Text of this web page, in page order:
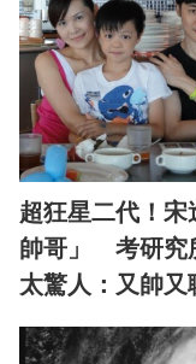
超狂星二代！
帥哥」 考研究
太驚人：又帥又